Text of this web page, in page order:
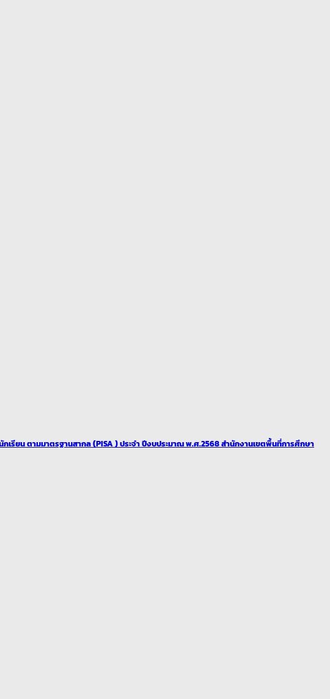
เรียน ตามมาตรฐานสากล (PISA ) ประจำ ปีงบประมาณ พ.ศ.2568 สำนักงานเขตพื้นที่การศึกษา